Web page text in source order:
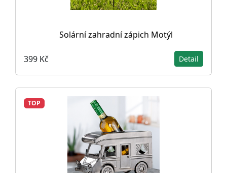
Solární zahradní zápich Motýl
399 Kč Detail
TOP